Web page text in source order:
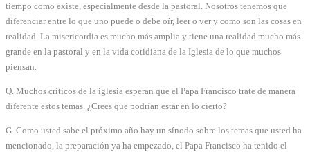
tiempo como existe, especialmente desde la pastoral. Nosotros tenemos que
diferenciar entre lo que uno puede o debe oír, leer o ver y como son las cosas en
realidad. La misericordia es mucho más amplia y tiene una realidad mucho más
grande en la pastoral y en la vida cotidiana de la Iglesia de lo que muchos
piensan.
Q. Muchos críticos de la iglesia esperan que el Papa Francisco trate de manera
diferente estos temas. ¿Crees que podrían estar en lo cierto?
G. Como usted sabe el próximo año hay un sínodo sobre los temas que usted ha
mencionado, la preparación ya ha empezado, el Papa Francisco ha tenido el